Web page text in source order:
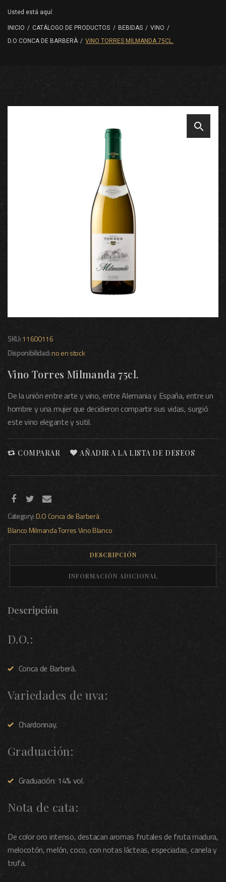
Usted está aquí:
INICIO / CATÁLOGO DE PRODUCTOS / BEBIDAS / VINO /
D.O CONCA DE BARBERÀ / VINO TORRES MILMANDA 75CL.
SKU:11600116
Disponibilidad:no en stock
Vino Torres Milmanda 75cl.
De la unión entre arte y vino, entre Alemania y España, entre un
hombre y una mujer que decidieron compartir sus vidas, surgió
este vino elegante y sutil.
COMPARAR AÑADIR A LA LISTA DE DESEOS
Category:D.O Conca de Barberà
BlancoMilmandaTorresVino Blanco
DESCRIPCIÓN
INFORMACIÓN ADICIONAL
Descripción
D.O.:
Conca de Barberà.
Variedades de uva:
Chardonnay.
Graduación:
Graduación: 14% vol.
Nota de cata:
De color oro intenso, destacan aromas frutales de fruta madura,
melocotón, melón, coco, con notas lácteas, especiadas, canela y
trufa.